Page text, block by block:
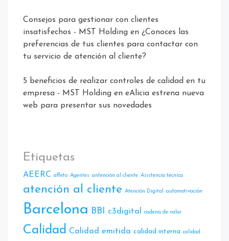
Consejos para gestionar con clientes
insatisfechos - MST Holding en ¿Conoces las
preferencias de tus clientes para contactar con
tu servicio de atención al cliente?
5 beneficios de realizar controles de calidad en tu
empresa - MST Holding en eAlicia estrena nueva
web para presentar sus novedades
Etiquetas
AEERC affeto Agentes antención al cliente Asistencia técnica
atención al cliente Atencíón Digital automotivación
Barcelona BBI c3digital cadena de valor
Calidad Calidad emitida calidad interna calidad